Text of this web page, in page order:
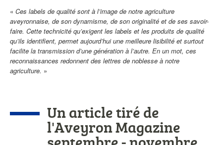
« Ces labels de qualité sont à l’image de notre agriculture
aveyronnaise, de son dynamisme, de son originalité et de ses savoir-
faire. Cette technicité qu’exigent les labels et les produits de qualité
qu’ils identifient, permet aujourd’hui une meilleure lisibilité et surtout
facilite la transmission d’une génération à l’autre. En un mot, ces
reconnaissances redonnent des lettres de noblesse à notre
agriculture. »
Un article tiré de
l'Aveyron Magazine